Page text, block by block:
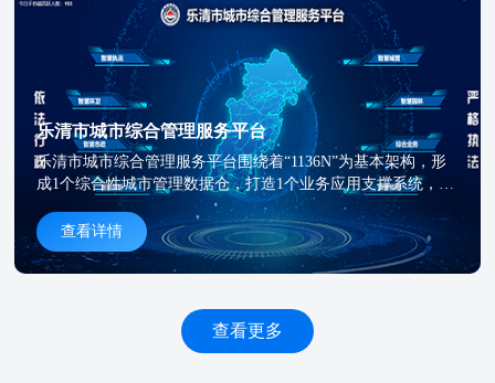
乐清市城市综合管理服务平台
乐清市城市综合管理服务平台围绕着“1136N”为基本架构，形
成1个综合性城市管理数据仓，打造1个业务应用支撑系统，构
建3个集成应用场景（分析决策一张图、指挥协调智流转、综
合管理智评价），建设6个行业应用管理系统（智慧执法、智
慧环卫、垃圾分类、智慧园林、智慧市政、综合管理、公众服
务），接入N个应用（“浙江省城市运行安全数字化管理系
行车规范管理系统”、“乐清市人行道违停系统”、“渣土车辆管
理平台”、“天空之眼”等8个外部原有行业应用系统）整合在平
查看详情
查看更多